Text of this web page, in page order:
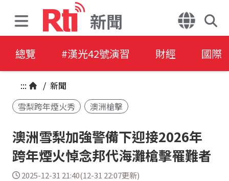
新聞
總覽 #漢光42號演習 財經 國際
::: / 新聞
雪梨跨年煙火秀
澳洲槍擊
澳洲雪梨加強警備下迎接2026年
跨年煙火悼念邦代海灘槍擊罹難者
2025-12-31 21:40(12-31 22:07更新)